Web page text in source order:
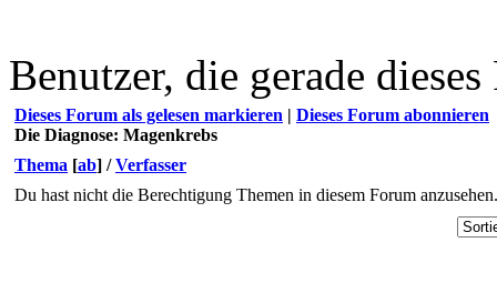
Benutzer, die gerade
Dieses Forum als gelesen markieren | Dieses Forum abonnieren
Die Diagnose: Magenkrebs
Thema [ab] /Verfasser
Du hast nicht die Berechtigung Themen in diesem Forum anzusehen.